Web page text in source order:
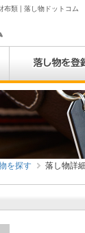
布類 | 落し物ドットコム
を探す 落し物詳